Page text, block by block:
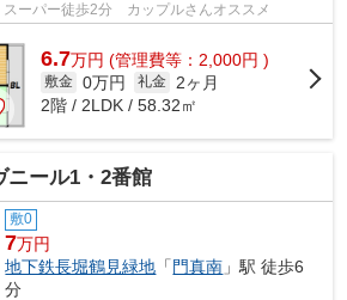
スーパー徒歩2分 カップルさんオススメ
6.7万円 (管理費等：2,000円 )
敷金 0万円 礼金
2ヶ月
2階 / 2LDK / 58.32㎡
ニール1・2番館
敷0
7万円
地下鉄長堀鶴見緑地 「 門真南 」駅 徒歩6
分